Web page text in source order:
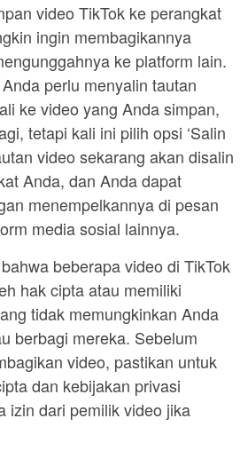
video TikTok ke perangkat
ingin membagikannya
ke platform lain.
perlu menyalin tautan
ke video yang Anda simpan,
tetapi kali ini pilih opsi ‘Salin
video sekarang akan disalin
Anda, dan Anda dapat
menempelkannya di pesan
media sosial lainnya.
beberapa video di TikTok
hak cipta atau memiliki
tidak memungkinkan Anda
berbagi mereka. Sebelum
video, pastikan untuk
dan kebijakan privasi
izin dari pemilik video jika